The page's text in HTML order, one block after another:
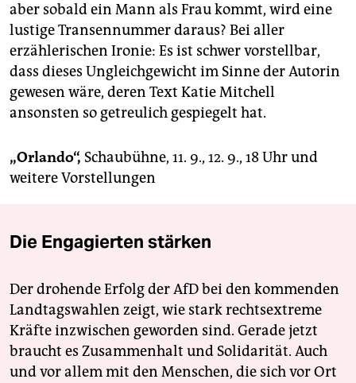
aber sobald ein Mann als Frau kommt, wird eine
lustige Transennummer daraus? Bei aller
erzählerischen Ironie: Es ist schwer vorstellbar,
dass dieses Ungleichgewicht im Sinne der Autorin
gewesen wäre, deren Text Katie Mitchell
ansonsten so getreulich gespiegelt hat.
„Orlando“, Schaubühne, 11. 9., 12. 9., 18 Uhr und
weitere Vorstellungen
Die Engagierten stärken
Der drohende Erfolg der AfD bei den kommenden
Landtagswahlen zeigt, wie stark rechtsextreme
Kräfte inzwischen geworden sind. Gerade jetzt
braucht es Zusammenhalt und Solidarität. Auch
und vor allem mit den Menschen, die sich vor Ort